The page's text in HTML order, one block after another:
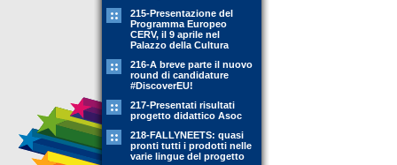
215-Presentazione del
Programma Europeo
CERV, il 9 aprile nel
Palazzo della Cultura
216-A breve parte il nuovo
round di candidature
#DiscoverEU!
217-Presentati risultati
progetto didattico Asoc
218-FALLYNEETS: quasi
pronti tutti i prodotti nelle
varie lingue del progetto